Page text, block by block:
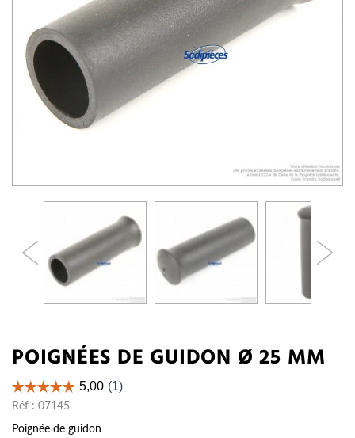
POIGNÉES DE GUIDON Ø 25 MM
Réf : 07145
Poignée de guidon